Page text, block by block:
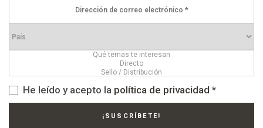
He leído y acepto la política de privacidad *